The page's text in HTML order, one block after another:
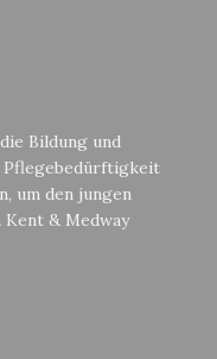
Bildung und
Pflegebedürftigkeit
um den jungen
& Medway